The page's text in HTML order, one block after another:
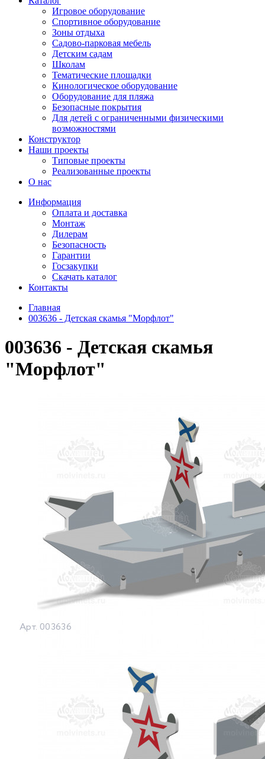
Игровые комплексы от 5 до 12 лет
Горки
Игровые элементы
Качели балансирные
Качалки на пружине
Качели
Песочницы
Песочные городки
Детские столики и скамьи
Домики-беседки
Теневые навесы и сцены
Развивающие игровые элементы
ПДД для детей
Спортивное оборудование
Кинологическое оборудование
Оборудование для пляжа
Для детей с ограниченными физическими
возможностями
Игровое оборудование
Спортивное оборудование
Зоны отдыха
Садово-парковая мебель
Детским садам
Школам
Тематические площадки
Кинологическое оборудование
Оборудование для пляжа
Безопасные покрытия
Для детей с ограниченными физическими
возможностями
Конструктор
Наши проекты
Типовые проекты
Реализованные проекты
О нас
Информация
Оплата и доставка
Монтаж
Дилерам
Безопасность
Гарантии
Госзакупки
Скачать каталог
Контакты
Главная
003636 - Детская скамья "Морфлот"
003636 - Детская скамья
"Морфлот"